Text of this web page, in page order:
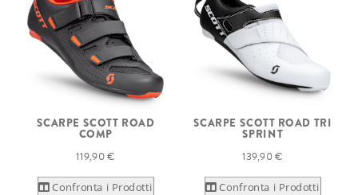
SCARPE SCOTT ROAD
COMP
119,90 €
Confronta i Prodotti
SCARPE SCOTT ROAD TRI
SPRINT
139,90 €
Confronta i Prodotti